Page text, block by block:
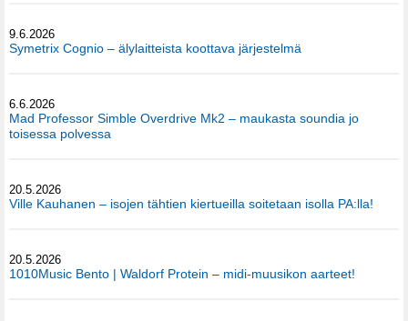
9.6.2026
Symetrix Cognio – älylaitteista koottava järjestelmä
6.6.2026
Mad Professor Simble Overdrive Mk2 – maukasta soundia jo
toisessa polvessa
20.5.2026
Ville Kauhanen – isojen tähtien kiertueilla soitetaan isolla PA:lla!
20.5.2026
1010Music Bento | Waldorf Protein – midi-muusikon aarteet!